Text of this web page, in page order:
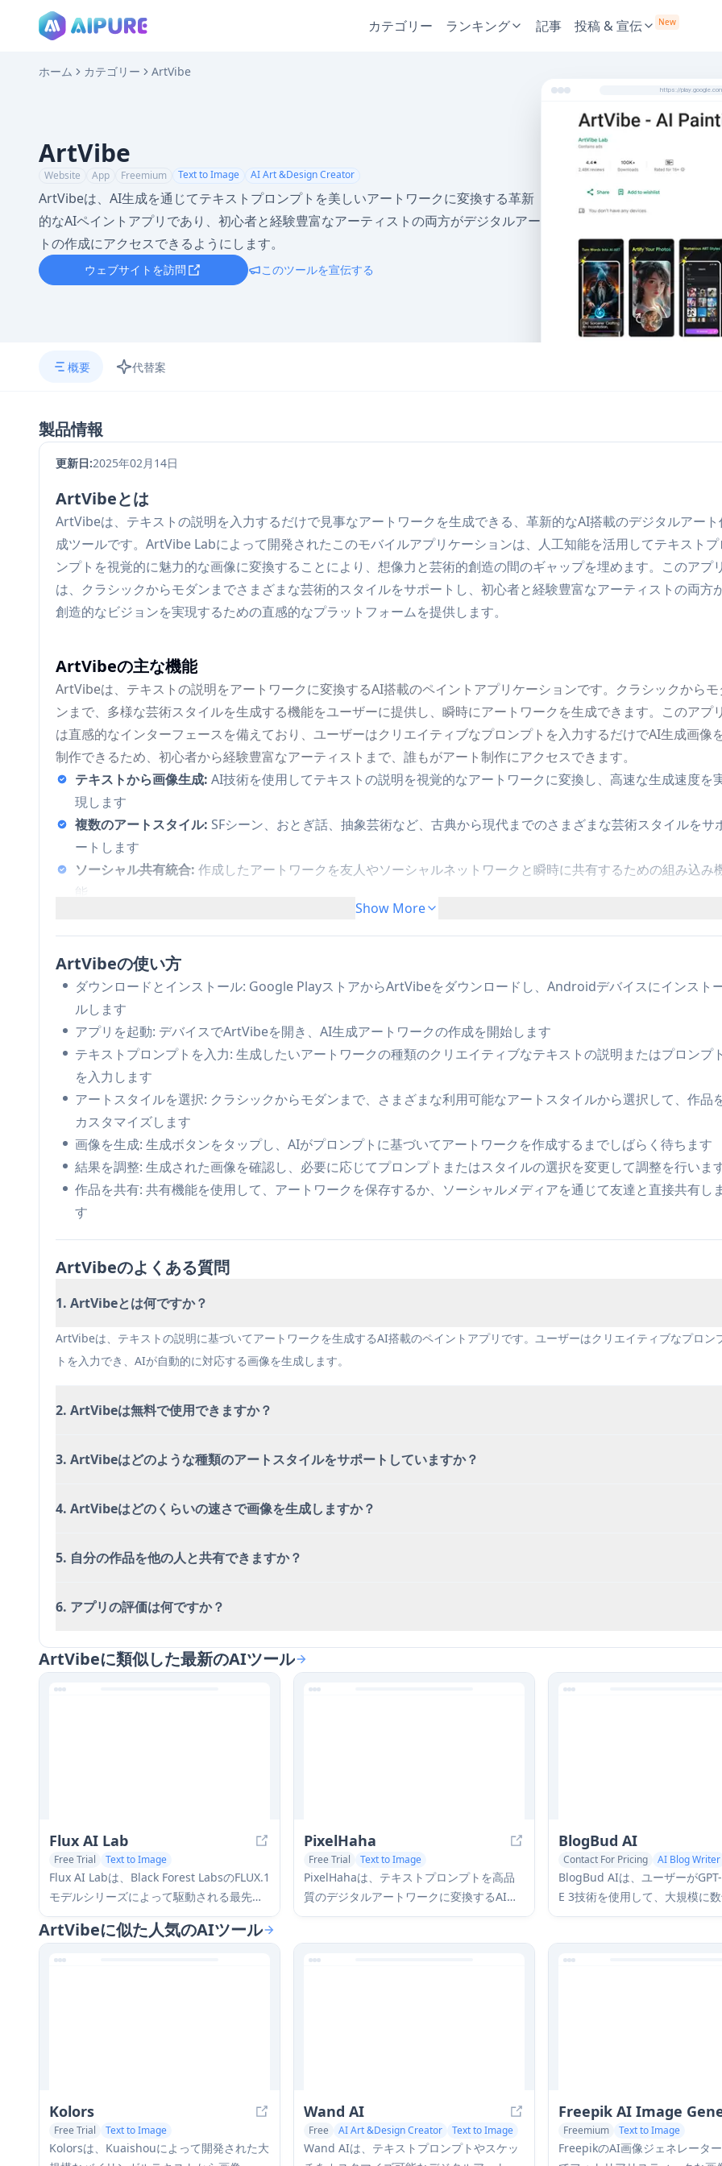
カテゴリー ランキング 記事 投稿 & 宣伝 New
ホーム カテゴリー ArtVibe
ArtVibe
Website App Freemium Text to Image AI Art &Design Creator
ArtVibeは、AI生成を通じてテキストプロンプトを美しいアートワークに変換する革新
的なAIペイントアプリであり、初心者と経験豊富なアーティストの両方がデジタルアー
トの作成にアクセスできるようにします。
ウェブサイトを訪問 このツールを宣伝する
https://
概要 代替案
製品情報
更新日:2025年02月14日
ArtVibeとは
ArtVibeは、テキストの説明を入力するだけで見事なアートワークを生成できる、革新的なAI搭載のデジタルアート
成ツールです。ArtVibe Labによって開発されたこのモバイルアプリケーションは、人工知能を活用してテキストプ
ンプトを視覚的に魅力的な画像に変換することにより、想像力と芸術的創造の間のギャップを埋めます。このアプリ
は、クラシックからモダンまでさまざまな芸術的スタイルをサポートし、初心者と経験豊富なアーティストの両方
創造的なビジョンを実現するための直感的なプラットフォームを提供します。
ArtVibeの主な機能
ArtVibeは、テキストの説明をアートワークに変換するAI搭載のペイントアプリケーションです。クラシックからモ
ンまで、多様な芸術スタイルを生成する機能をユーザーに提供し、瞬時にアートワークを生成できます。このアプリ
は直感的なインターフェースを備えており、ユーザーはクリエイティブなプロンプトを入力するだけでAI生成画像
制作できるため、初心者から経験豊富なアーティストまで、誰もがアート制作にアクセスできます。
テキストから画像生成: AI技術を使用してテキストの説明を視覚的なアートワークに変換し、高速な生成速度を
現します
複数のアートスタイル: SFシーン、おとぎ話、抽象芸術など、古典から現代までのさまざまな芸術スタイルをサ
ートします
ソーシャル共有統合: 作成したアートワークを友人やソーシャルネットワークと瞬時に共有するための組み込み
能
初心者と経験豊富なアーティストの両方が簡単にアートワークを作成
できるシンプルで直感的なデザイン
ArtVibeのユースケース
デジタルアート制作: アーティストやデザイナーは、プロジェクトのコンセプトアートやインスピレーションを迅
速に生成できます
ソーシャルメディアコンテンツ: コンテンツクリエイターは、ソーシャルメディアプラットフォーム向けのユニー
クなビジュアルコンテンツを生成できます
個人的なエンターテイメント: カジュアルユーザーは、プロのスキルがなくても、創造性を探求し、楽しみのため
にアートワークを作成できます
教育ツール: 学生や教育者は、概念を視覚化し、教材を作成するために使用できます
メリット
高速な画像生成速度
すべてのスキルレベルに適したユーザーフレンドリーなインターフェース
デメリット
一部のユーザーからアプリの安定性の問題が報告されています
プレミアム機能には多額の支払いが必要です
Show More
ArtVibeの使い方
ダウンロードとインストール: Google PlayストアからArtVibeをダウンロードし、Androidデバイスにインスト
ルします
アプリを起動: デバイスでArtVibeを開き、AI生成アートワークの作成を開始します
テキストプロンプトを入力: 生成したいアートワークの種類のクリエイティブなテキストの説明またはプロンプト
を入力します
アートスタイルを選択: クラシックからモダンまで、さまざまな利用可能なアートスタイルから選択して、作品
カスタマイズします
画像を生成: 生成ボタンをタップし、AIがプロンプトに基づいてアートワークを作成するまでしばらく待ちます
結果を調整: 生成された画像を確認し、必要に応じてプロンプトまたはスタイルの選択を変更して調整を行いま
作品を共有: 共有機能を使用して、アートワークを保存するか、ソーシャルメディアを通じて友達と直接共有しま
す
ArtVibeのよくある質問
1. ArtVibeとは何ですか？
ArtVibeは、テキストの説明に基づいてアートワークを生成するAI搭載のペイントアプリです。ユーザーはクリエイティブなプロン
トを入力でき、AIが自動的に対応する画像を生成します。
2. ArtVibeは無料で使用できますか？
3. ArtVibeはどのような種類のアートスタイルをサポートしていますか？
4. ArtVibeはどのくらいの速さで画像を生成しますか？
5. 自分の作品を他の人と共有できますか？
6. アプリの評価は何ですか？
ArtVibeに類似した最新のAIツール
Flux AI Lab
Free Trial
Text to Image
AI Photo & Image Generator
AI Art &Design Creator
Flux AI Labは、Black Forest LabsのFLUX.1
モデルシリーズによって駆動される最先端
のAI画像生成プラットフォームであり、高
品質で多様な画像を生成する際の最先端の
パフォーマンスと卓越したプロンプトフォ
PixelHaha
Free Trial
Text to Image
AI Art &Design Creator
AI Illustration Generator
PixelHahaは、テキストプロンプトを高品
質のデジタルアートワークに変換するAI駆
動のアート生成プラットフォームです。
BlogBud AI
Contact For Pricing
AI Blog Writer
AI SEO Tools
Text to Image
BlogBud AIは、ユーザーが
E 3技術を使用して、大規模に数
適化されたブログ記事を作成す
フォームです。
ArtVibeに似た人気のAIツール
Kolors
Free Trial Text to Image
Kolorsは、Kuaishouによって開発された大
Wand AI
Free AI Art &Design Creator Text to Image
Wand AIは、テキストプロンプトやスケッ
Freepik AI Image
Freemium Text to Image
FreepikのAI画像ジェネレータ